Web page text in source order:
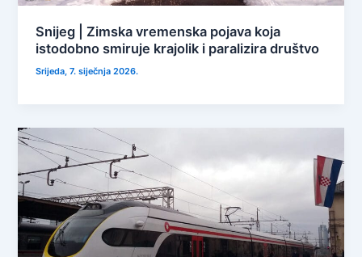
Snijeg | Zimska vremenska pojava koja
istodobno smiruje krajolik i paralizira društvo
Srijeda, 7. siječnja 2026.